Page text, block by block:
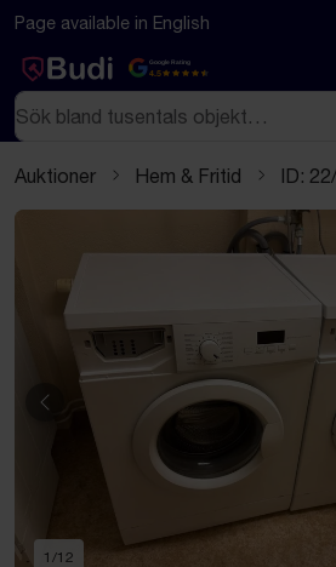
Hoppa till innehåll
Textbaserad (markdown) version av
Page available in English
Google Rating
4.5
Sök
Auktioner Hem & Fritid ID:
Föregående
1 /12